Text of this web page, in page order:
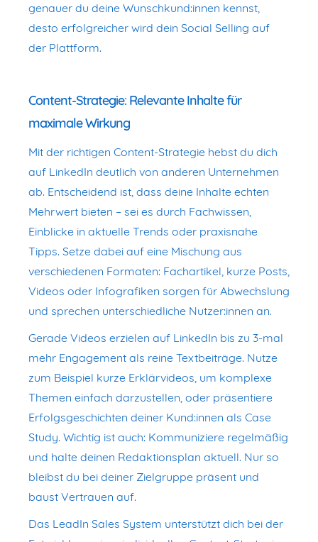
genauer du deine Wunschkund:innen kennst,
desto erfolgreicher wird dein Social Selling auf
der Plattform.
Content-Strategie: Relevante Inhalte für
maximale Wirkung
Mit der richtigen Content-Strategie hebst du dich
auf LinkedIn deutlich von anderen Unternehmen
ab. Entscheidend ist, dass deine Inhalte echten
Mehrwert bieten – sei es durch Fachwissen,
Einblicke in aktuelle Trends oder praxisnahe
Tipps. Setze dabei auf eine Mischung aus
verschiedenen Formaten: Fachartikel, kurze Posts,
Videos oder Infografiken sorgen für Abwechslung
und sprechen unterschiedliche Nutzer:innen an.
Gerade Videos erzielen auf LinkedIn bis zu 3-mal
mehr Engagement als reine Textbeiträge. Nutze
zum Beispiel kurze Erklärvideos, um komplexe
Themen einfach darzustellen, oder präsentiere
Erfolgsgeschichten deiner Kund:innen als Case
Study. Wichtig ist auch: Kommuniziere regelmäßig
und halte deinen Redaktionsplan aktuell. Nur so
bleibst du bei deiner Zielgruppe präsent und
baust Vertrauen auf.
Das LeadIn Sales System unterstützt dich bei der